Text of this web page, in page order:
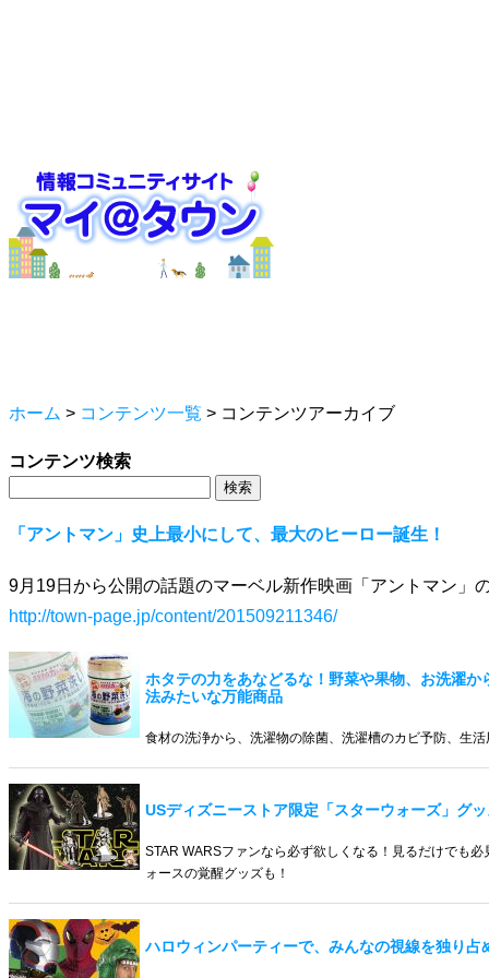
ホーム > コンテンツ一覧 > コンテンツアーカイブ
コンテンツ検索
「アントマン」史上最小にして、最大のヒーロー誕生！
9月19日から公開の話題のマーベル新作映画「アントマン」
http://town-page.jp/content/201509211346/
ホタテの力をあなどるな！野菜や果物、お洗濯
法みたいな万能商品
食材の洗浄から、洗濯物の除菌、洗濯槽のカビ予防、生
USディズニーストア限定「スターウォーズ」グ
STAR WARSファンなら必ず欲しくなる！見るだけでも
ォースの覚醒グッズも！
ハロウィンパーティーで、みんなの視線を独り